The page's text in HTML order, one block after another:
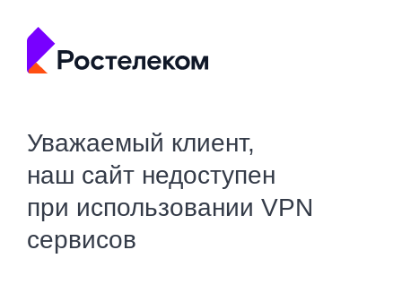
Уважаемый клиент,
наш сайт недоступен
при использовании VPN
сервисов